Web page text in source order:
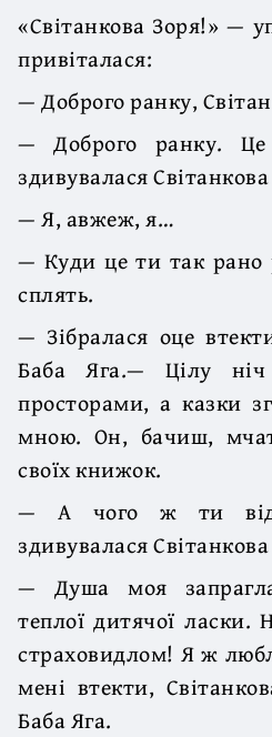
«Світанкова Зоря!» —
привіталася:
— Доброго ранку,
— Доброго ранку.
здивувалася
— Я, авжеж, я…
— Куди це ти так рано
сплять.
— Зібралася оце
Баба Яга.— Цілу
просторами, а казки
мною. Он, бачиш,
своїх книжок.
— А чого ж ти
здивувалася
— Душа моя
теплої дитячої ласки.
страховидлом! Я ж
мені втекти,
Баба Яга.